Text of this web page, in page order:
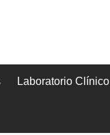
Laboratorio Clínico